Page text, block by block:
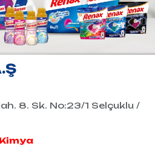
8. Sk. No:23/1 Selçuklu /